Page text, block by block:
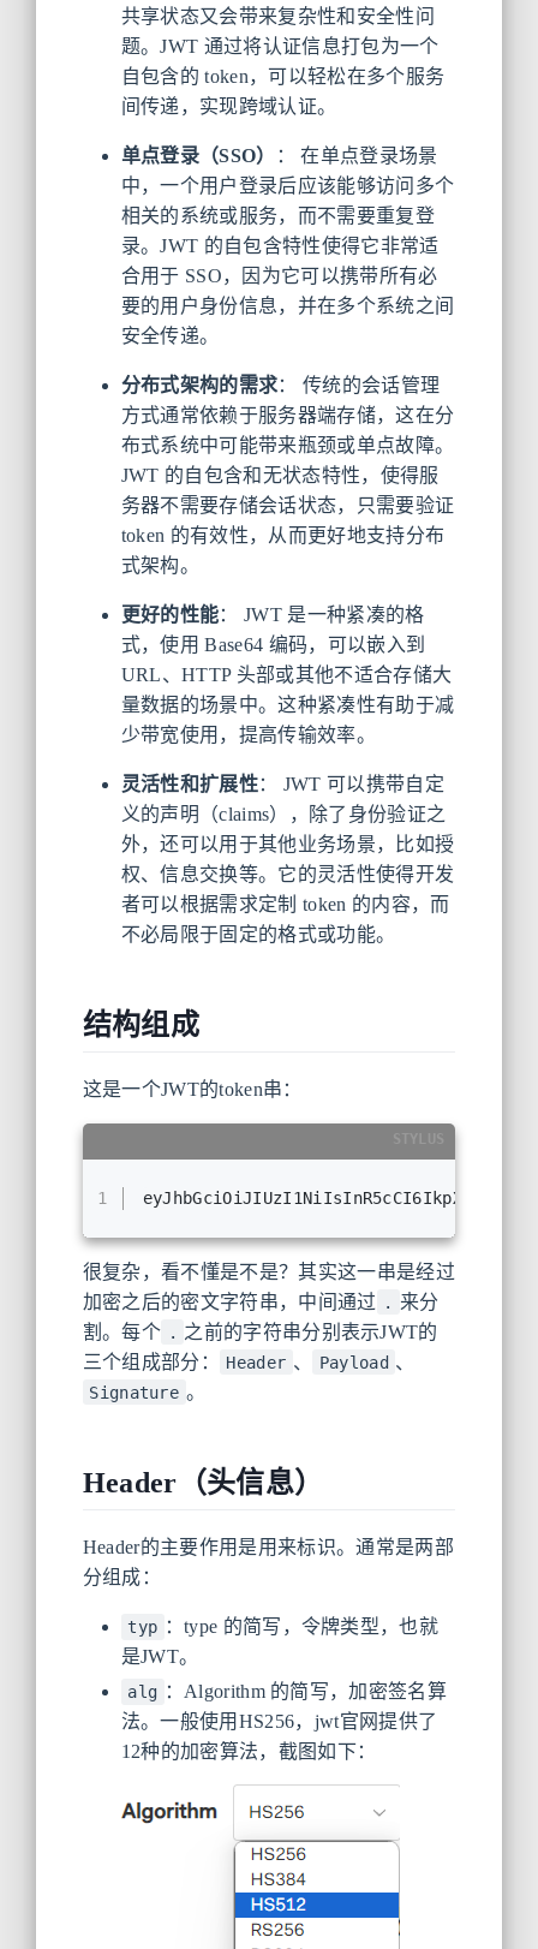
共享状态又会带来复杂性和安全性问
题。JWT 通过将认证信息打包为一个
自包含的 token，可以轻松在多个服务
间传递，实现跨域认证。
单点登录（SSO）
： 在单点登录场景
中，一个用户登录后应该能够访问多个
相关的系统或服务，而不需要重复登
录。JWT 的自包含特性使得它非常适
合用于 SSO，因为它可以携带所有必
要的用户身份信息，并在多个系统之间
安全传递。
分布式架构的需求： 传统的会话管理
方式通常依赖于服务器端存储，这在分
布式系统中可能带来瓶颈或单点故障。
JWT 的自包含和无状态特性，使得服
务器不需要存储会话状态，只需要验证
token 的有效性，从而更好地支持分布
式架构。
更好的性能： JWT 是一种紧凑的格
式，使用 Base64 编码，可以嵌入到
URL、HTTP 头部或其他不适合存储大
量数据的场景中。这种紧凑性有助于减
少带宽使用，提高传输效率。
灵活性和扩展性： JWT 可以携带自定
义的声明（claims），除了身份验证之
外，还可以用于其他业务场景，比如授
权、信息交换等。它的灵活性使得开发
者可以根据需求定制 token 的内容，而
不必局限于固定的格式或功能。
结构组成
这是一个JWT的token串：
1 eyJhbGciOiJIUzI1NiIsInR5cCI6IkpXVCJ9
很复杂，看不懂是不是？其实这一串是经过
加密之后的密文字符串，中间通过
.
来分
割。每个 . 之前的字符串分别表示JWT的
三个组成部分：
Header 、 Payload 、
Signature 。
Header（头信息）
Header的主要作用是用来标识。通常是两部
分组成：
typ ：type 的简写，令牌类型，也就
是JWT。
alg ：Algorithm 的简写，加密签名算
法。一般使用HS256，jwt官网提供了
12种的加密算法，截图如下：